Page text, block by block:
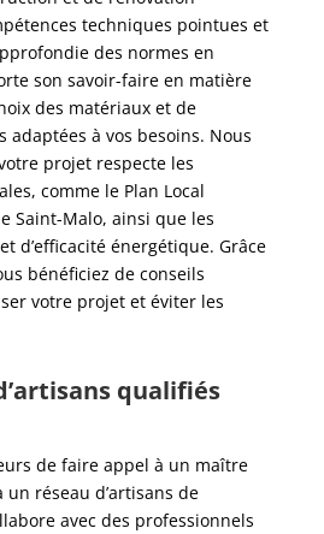
techniques pointues et
des normes en
son savoir-faire en matière
des matériaux et de
adaptées à vos besoins. Nous
projet respecte les
comme le Plan Local
Saint-Malo, ainsi que les
d’efficacité énergétique. Grâce
bénéficiez de conseils
votre projet et éviter les
qualifiés
de faire appel à un maître
un réseau d’artisans de
avec des professionnels